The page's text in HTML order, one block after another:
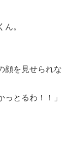
。
顔を見せられな
っとるわ！！」